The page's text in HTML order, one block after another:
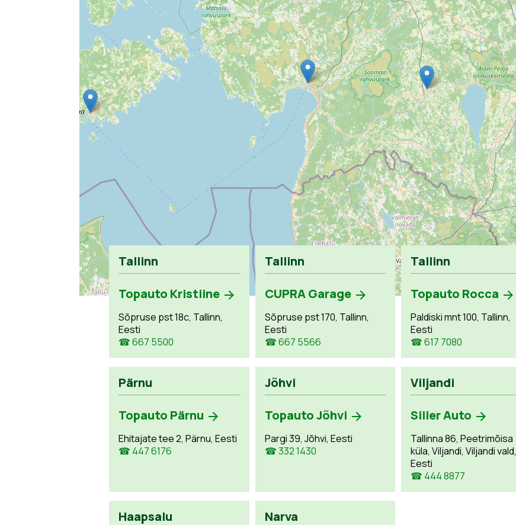
Tallinn
Topauto Kristiine
Sõpruse pst 18c, Tallinn,
Eesti
☎ 667 5500
Tallinn
CUPRA Garage
Sõpruse pst 170, Tallinn,
Eesti
☎ 667 5566
Tallinn
Topauto Rocca
Paldiski mnt 100, Tallinn,
Eesti
☎ 617 7080
Pärnu
Topauto Pärnu
Ehitajate tee 2, Pärnu, Eesti
☎ 447 6176
Jõhvi
Topauto Jõhvi
Pargi 39, Jõhvi, Eesti
☎ 332 1430
Viljandi
Siller Auto
Tallinna 86, Peetrimõisa
küla, Viljandi, Viljandi vald,
Eesti
☎ 444 8877
Haapsalu Narva